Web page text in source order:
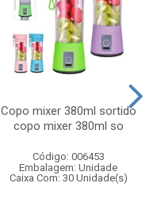
Copo mixer 380ml sortido
copo mixer 380ml so
Código: 006453
Embalagem: Unidade
Caixa Com: 30 Unidade(s)